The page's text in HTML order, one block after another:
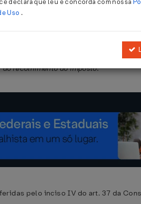
Lei nº 15.730, de 17 de março de 2016
do recolhimento do imposto.
pelo inciso IV do art. 37 da
declara que leu e concorda com nossa
Uso .